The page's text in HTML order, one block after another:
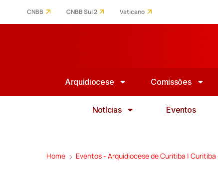
CNBB CNBB Sul 2 Vaticano
Arquidiocese Comissões
Notícias Eventos
Home Eventos - Arquidiocese de Curitiba | Curitiba